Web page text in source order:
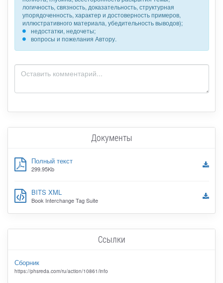
логичность, связность, доказательность, структурная
упорядоченность, характер и достоверность примеров,
иллюстративного материала, убедительность выводов);
недостатки, недочеты;
вопросы и пожелания Автору.
Документы
Полный текст
299.95Kb
BITS XML
Book Interchange Tag Suite
Ссылки
Сборник
https://phsreda.com/ru/action/10861/info